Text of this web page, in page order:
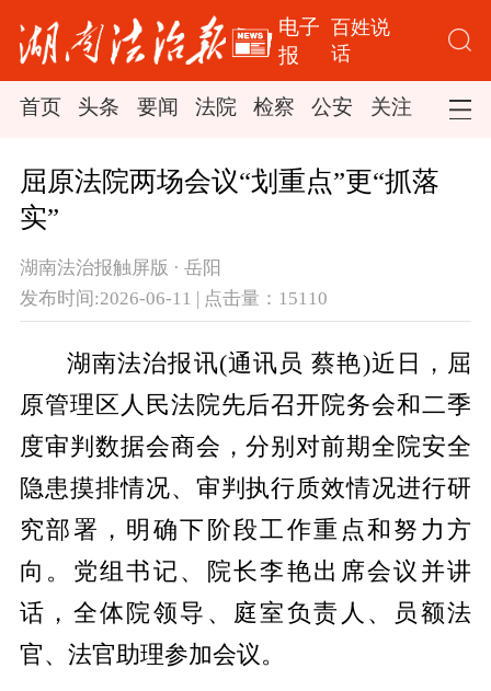
电子
报
百姓说
话
首页 头条 要闻 法院 检察 公安 关注 司法
屈原法院两场会议“划重点”更“抓落
实”
湖南法治报触屏版 · 岳阳
发布时间:2026-06-11 | 点击量：15110
湖南法治报讯(通讯员 蔡艳)近日，屈
原管理区人民法院先后召开院务会和二季
度审判数据会商会，分别对前期全院安全
隐患摸排情况、审判执行质效情况进行研
究部署，明确下阶段工作重点和努力方
向。党组书记、院长李艳出席会议并讲
话，全体院领导、庭室负责人、员额法
官、法官助理参加会议。